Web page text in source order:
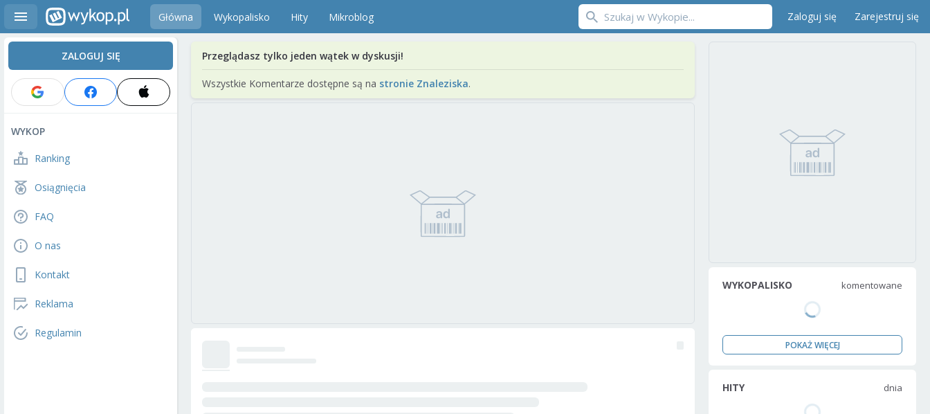
Główna Wykopalisko Hity Mikroblog Zaloguj się Zarejestruj się
ZALOGUJ SIĘ
WYKOP
Ranking
Osiągnięcia
FAQ
O nas
Kontakt
Reklama
Regulamin
Przeglądasz tylko jeden wątek w dyskusji!
Wszystkie Komentarze dostępne są na stronie Znaleziska.
WYKOPALISKO komentowane
POKAŻ WIĘCEJ
HITY dnia